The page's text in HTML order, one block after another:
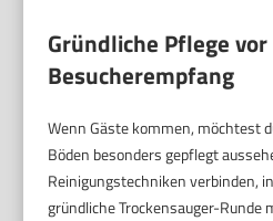
Gründliche Pflege vor
Besucherempfang
Wenn Gäste kommen, möchtest
Böden besonders gepflegt
Reinigungstechniken verbinden,
gründliche Trockensauger-Runde